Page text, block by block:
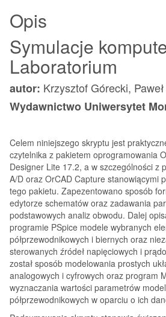
Opis
Symulacje
Laboratorium
autor: Krzysztof Górecki,
Wydawnictwo Uniwersytet
Celem niniejszego skryptu jest
czytelnika z pakietem oprogramowania
Designer Lite 17.2, a w szczególności z
A/D oraz OrCAD Capture stanowiącymi
tego pakietu. Zapezentowano sposób
edytorze schematów oraz zadawania
podstawowych analiz obwodu. Dalej
programie PSpice modele wybranych
półprzewodnikowych i biernych oraz
sterowanych źródeł napięciowych i
został sposób modelowania prostych
analogowych i cyfrowych oraz program
wyznaczania wartości parametrów
półprzewodnikowych w oparciu o ich